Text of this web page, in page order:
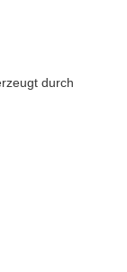
durch